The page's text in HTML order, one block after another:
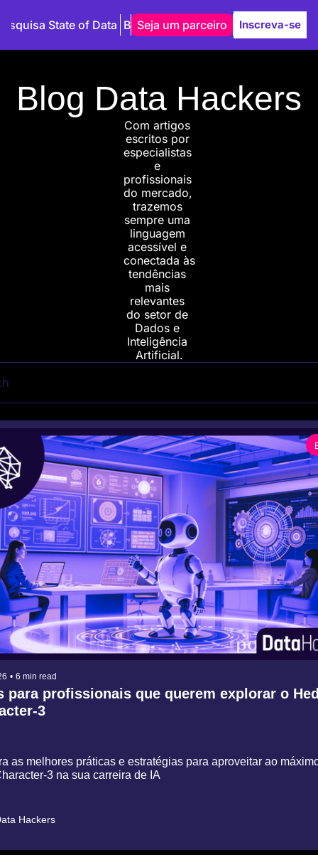
State of Data Blog Autores
Seja um parceiro Inscreva-se
Blog Data Hackers
Com artigos
escritos por
especialistas
e
profissionais
do mercado,
trazemos
sempre uma
linguagem
acessível e
conectada às
tendências
mais
relevantes
do setor de
Dados e
Inteligência
Artificial.
• 6 min read
para profissionais que querem explorar o
3
as melhores práticas e estratégias para aproveitar ao
3 na sua carreira de IA
Hackers